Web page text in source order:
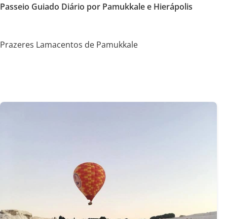
Passeio Guiado Diário por Pamukkale e Hierápolis
Prazeres Lamacentos de Pamukkale